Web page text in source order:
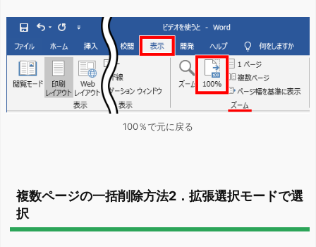
100％で元に戻る
複数ページの一括削除方法2．拡張選択モードで選
択